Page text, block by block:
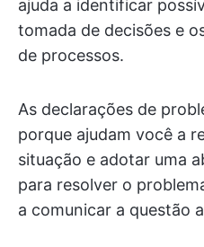
ajuda a identificar
tomada de decisões e
de processos.
As declarações de
porque ajudam você a
situação e adotar uma
para resolver o
a comunicar a questão